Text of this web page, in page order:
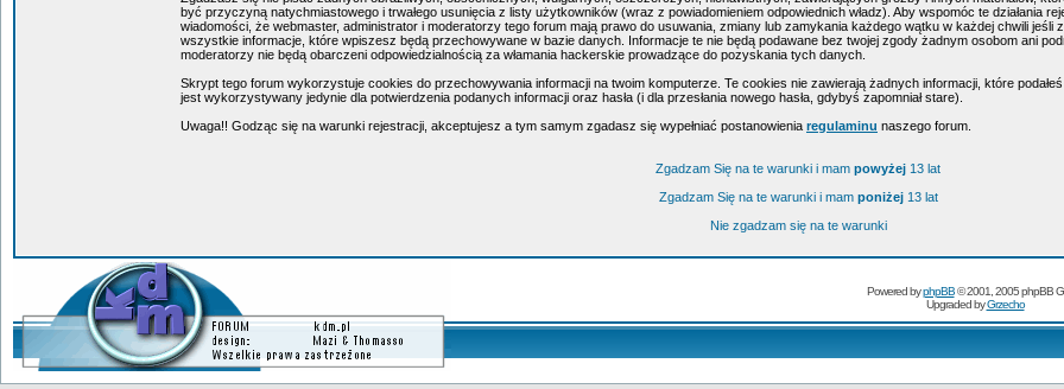
być przyczyną natychmiastowego i trwałego usunięcia z listy użytkowników (wraz z powiadomieniem odpowiednich władz). Aby wspomóc te działania
wiadomości, że webmaster, administrator i moderatorzy tego forum mają prawo do usuwania, zmiany lub zamykania każdego wątku w każdej chwili
wszystkie informacje, które wpiszesz będą przechowywane w bazie danych. Informacje te nie będą podawane bez twojej zgody żadnym osobom ani
moderatorzy nie będą obarczeni odpowiedzialnością za włamania hackerskie prowadzące do pozyskania tych danych.
Skrypt tego forum wykorzystuje cookies do przechowywania informacji na twoim komputerze. Te cookies nie zawierają żadnych informacji, które
jest wykorzystywany jedynie dla potwierdzenia podanych informacji oraz hasła (i dla przesłania nowego hasła, gdybyś zapomniał stare).
Uwaga!! Godząc się na warunki rejestracji, akceptujesz a tym samym zgadasz się wypełniać postanowienia regulaminu naszego forum.
Zgadzam Się na te warunki i mam powyżej 13 lat
Zgadzam Się na te warunki i mam poniżej13 lat
Nie zgadzam się na te warunki
Powered byphpBB© 2001, 2005 phpBB
Upgraded byGrzecho